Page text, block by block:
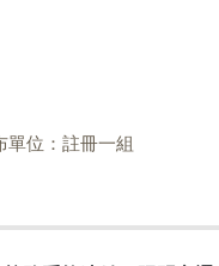
單位：註冊一組